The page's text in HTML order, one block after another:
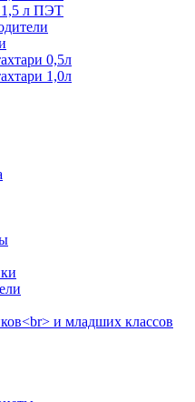
л ПЭТ
0,5л
1,0л
и младших классов